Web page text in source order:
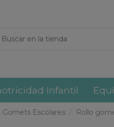
Infantil
Gomets Escolares Rollo